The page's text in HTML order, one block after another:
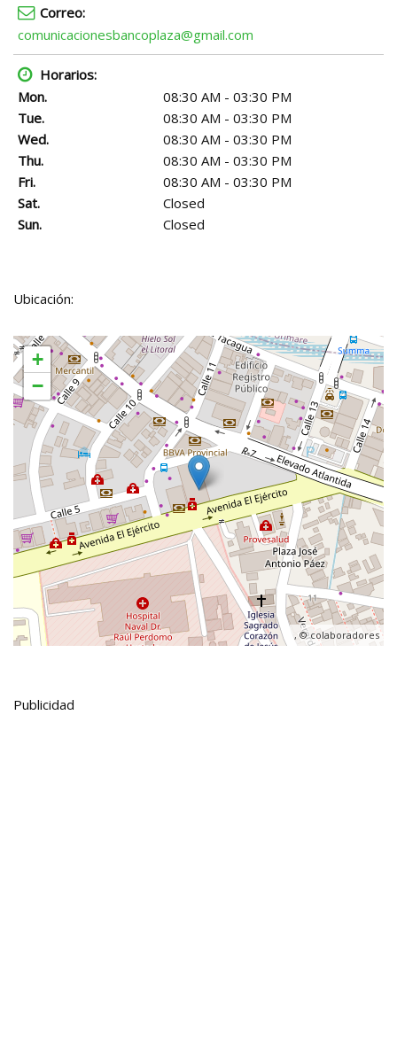
Correo:
comunicacionesbancoplaza@gmail.com
Horarios:
Mon.
08:30 AM - 03:30 PM
Tue.
08:30 AM - 03:30 PM
Wed.
08:30 AM - 03:30 PM
Thu.
08:30 AM - 03:30 PM
Fri.
08:30 AM - 03:30 PM
Sat.
Closed
Sun.
Closed
Ubicación:
+
−
, ©colaboradores
Publicidad